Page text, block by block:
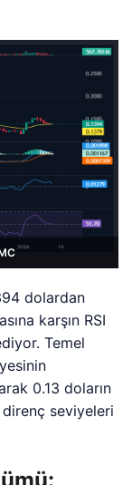
dolardan
karşın RSI
Temel
0.13 doların
seviyeleri